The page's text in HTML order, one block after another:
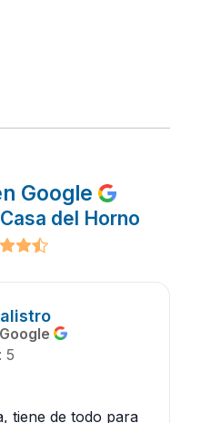
Google
del Horno
5
tiene de todo para